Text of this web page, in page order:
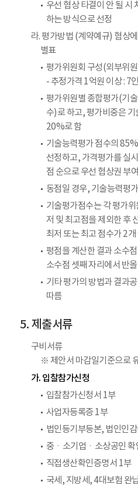
우선 협상 타결이 안 될 시
하는 방식으로 선정
라. 평가방법 (계약예규) 협상
별표
평가위원회 구성(외부위
- 추정가격 1억원 이상 : 7
평가위원별 종합평가(기
수)로 하고, 평가비중은
20%로 함
기술능력평가 점수의
선정하고, 가격평가를 실
점 순으로 우선 협상권 부여
동점일 경우, 기술능력평
기술평가점수는 각 평가
저 및 최고점을 제외한 후
최저 또는 최고 점수가 2
평점을 계산한 결과 소수
소수점 셋째 자리에서 반
기타 평가의 방법과 결과
따름
제출서류
구비서류
※ 제안서 마감일기준으로
가. 입찰참가신청
입찰참가신청서 1부
사업자등록증 1부
법인등기부등본, 법인인
중ㆍ소기업ㆍ소상공인 확
직접생산확인증명서 1부
국세, 지방세, 4대보험 완